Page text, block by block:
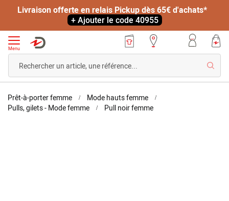
Livraison offerte en relais Pickup dès 65€ d'achats*
+ Ajouter le code 40955
Menu
Accueil
Prêt-à-porter femme
Mode hauts femme
Pulls, gilets - Mode femme
Pull noir femmePull